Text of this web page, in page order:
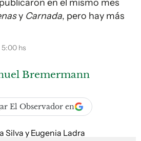
en el mismo mes
y Carnada, pero hay más
5:00 hs
Bremermann
El Observador en